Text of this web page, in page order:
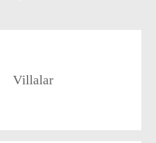
Villalar